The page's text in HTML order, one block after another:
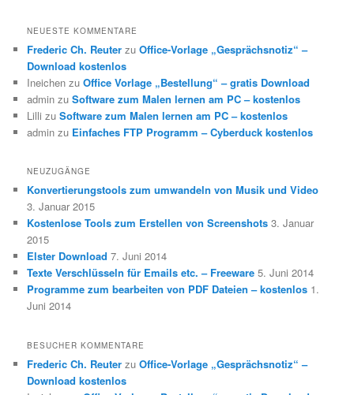
NEUESTE KOMMENTARE
Frederic Ch. Reuter zuOffice-Vorlage „Gesprächsnotiz“ –
Download kostenlos
Ineichen zuOffice Vorlage „Bestellung“ – gratis Download
admin zuSoftware zum Malen lernen am PC – kostenlos
Lilli zuSoftware zum Malen lernen am PC – kostenlos
admin zu Einfaches FTP Programm – Cyberduck kostenlos
NEUZUGÄNGE
Konvertierungstools zum umwandeln von Musik und Video
3. Januar 2015
Kostenlose Tools zum Erstellen von Screenshots 3. Januar
2015
Elster Download 7. Juni 2014
Texte Verschlüsseln für Emails etc. – Freeware 5. Juni 2014
Programme zum bearbeiten von PDF Dateien – kostenlos 1.
Juni 2014
BESUCHER KOMMENTARE
Frederic Ch. Reuter zuOffice-Vorlage „Gesprächsnotiz“ –
Download kostenlos